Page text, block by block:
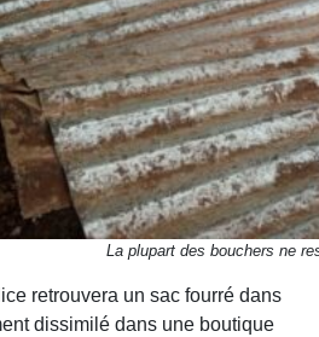
La plupart des bouchers ne
retrouvera un sac fourré dans
dissimilé dans une boutique